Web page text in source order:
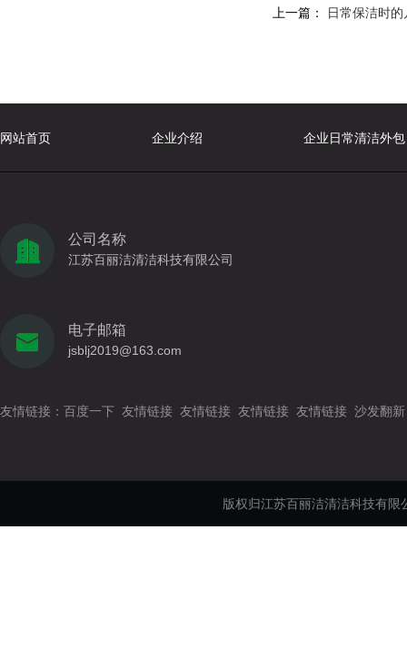
上一篇： 日常保洁时
网站首页 企业介绍 企业日常清洁外包
公司名称
江苏百丽洁清洁科技有限公司
电子邮箱
jsblj2019@163.com
友情链接： 百度一下 友情链接 友情链接 友情链接 友情链接 沙发翻新
版权归江苏百丽洁清洁科技有